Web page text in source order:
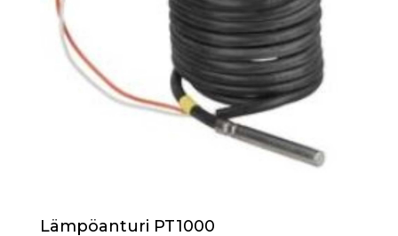
Lämpöanturi PT1000